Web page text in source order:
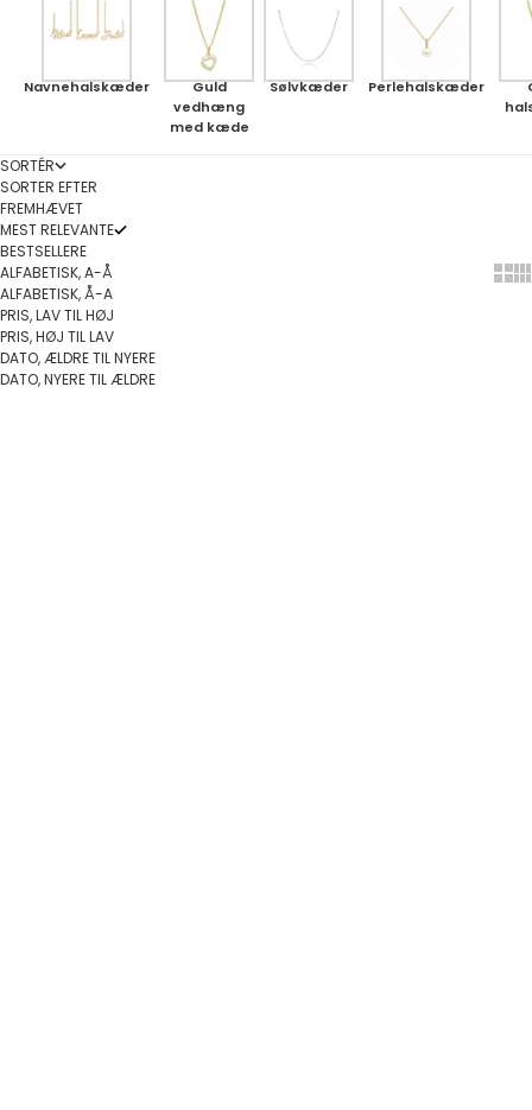
Navnehalskæder
Guld
vedhæng
med kæde
Sølvkæder Perlehalskæder
SORTÉR
SORTER EFTER
FREMHÆVET
MEST RELEVANTE
BESTSELLERE
ALFABETISK, A-Å
ALFABETISK, Å-A
PRIS, LAV TIL HØJ
PRIS, HØJ TIL LAV
DATO, ÆLDRE TIL NYERE
DATO, NYERE TIL ÆLDRE